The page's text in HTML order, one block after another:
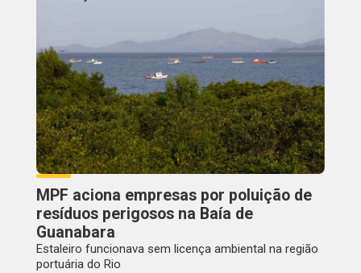
MPF aciona empresas por poluição de
resíduos perigosos na Baía de
Guanabara
Estaleiro funcionava sem licença ambiental na região
portuária do Rio